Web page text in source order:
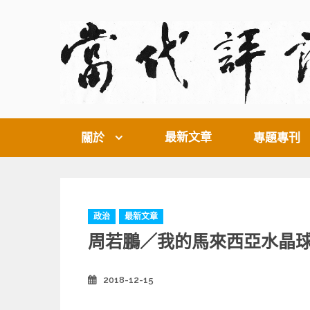
關於 最新文章 專題專刊
C
a
t
o
政治 最新文章
周若鵬／我的馬來西亞水晶
2018-12-15